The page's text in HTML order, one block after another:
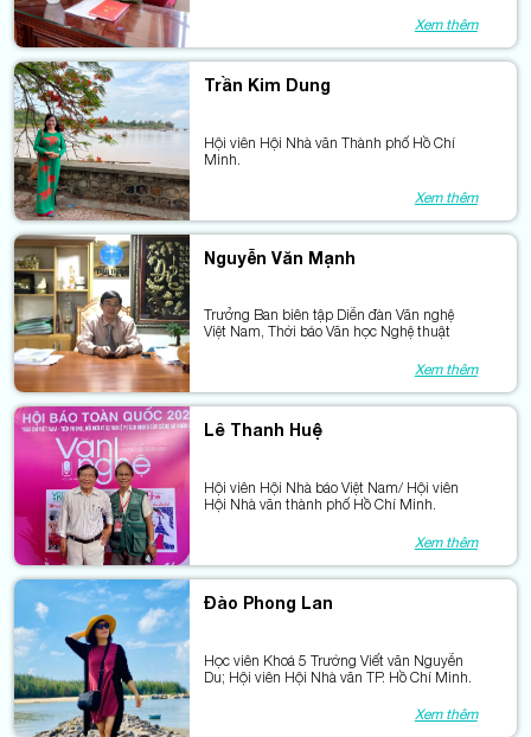
Xem thêm
Trần Kim Dung
Hội viên Hội Nhà văn Thành phố Hồ Chí
Minh.
Xem thêm
Nguyễn Văn Mạnh
Trưởng Ban biên tập Diễn đàn Văn nghệ
Việt Nam, Thời báo Văn học Nghệ thuật
Xem thêm
Lê Thanh Huệ
Hội viên Hội Nhà báo Việt Nam/ Hội viên
Hội Nhà văn thành phố Hồ Chí Minh.
Xem thêm
Đào Phong Lan
Học viên Khoá 5 Trường Viết văn Nguyễn
Du; Hội viên Hội Nhà văn TP. Hồ Chí Minh.
Xem thêm